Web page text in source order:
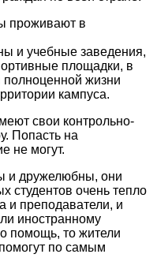
проживают в
и учебные заведения,
площадки, в
жизни
кампуса.
свои контрольно-
Попасть на
не могут.
и дружелюбны, они
студентов очень тепло
и преподаватели, и
иностранному
помощь, то жители
по самым